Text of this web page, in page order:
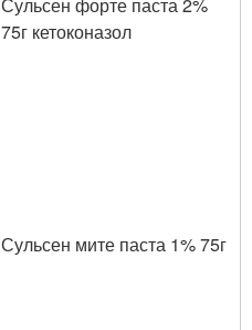
75г кетоконазол
Сульсен мите паста 1% 75г